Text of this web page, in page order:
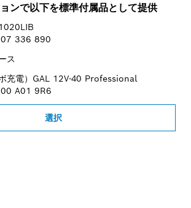
ンで以下を標準付属品として提供
336 890
ス
充電）GAL 12V-40 Professional
A01 9R6
選択